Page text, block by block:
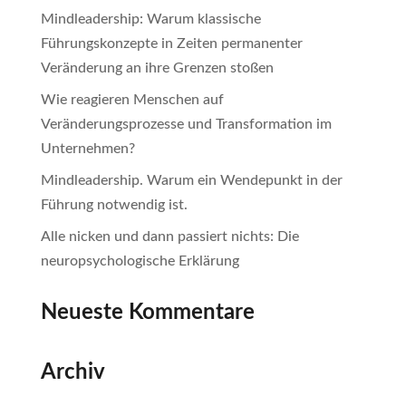
Mindleadership: Warum klassische
Führungskonzepte in Zeiten permanenter
Veränderung an ihre Grenzen stoßen
Wie reagieren Menschen auf
Veränderungsprozesse und Transformation im
Unternehmen?
Mindleadership. Warum ein Wendepunkt in der
Führung notwendig ist.
Alle nicken und dann passiert nichts: Die
neuropsychologische Erklärung
Neueste Kommentare
Archiv